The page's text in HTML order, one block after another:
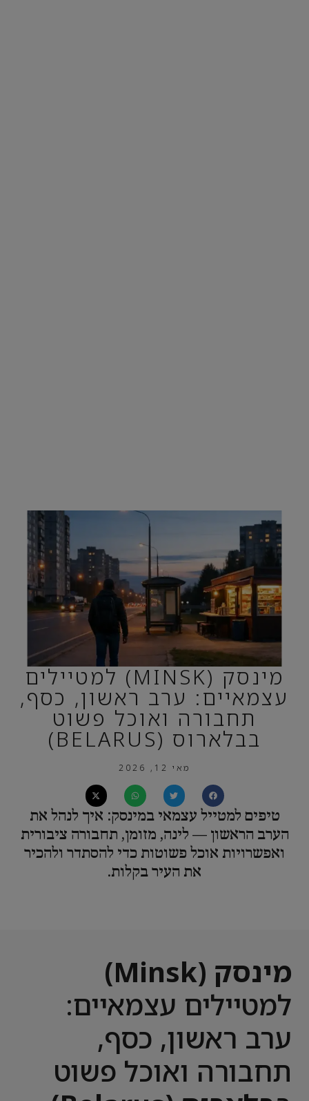
מינסק (MINSK) למטיילים
עצמאיים: ערב ראשון, כסף,
תחבורה ואוכל פשוט
בבלארוס (BELARUS)
מאי 12, 2026
טיפים למטייל עצמאי במינסק: איך לנהל את
הערב הראשון — לינה, מזומן, תחבורה ציבורית
ואפשרויות אוכל פשוטות כדי להסתדר ולהכיר
את העיר בקלות.
מינסק (Minsk)
למטיילים עצמאיים:
ערב ראשון, כסף,
תחבורה ואוכל פשוט